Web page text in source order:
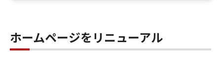
ホームページをリニューアル